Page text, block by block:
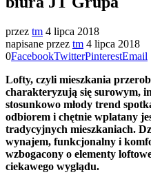
przez tm 4 lipca 2018
napisane przez tm 4 lipca 2018
0FacebookTwitterPinterestEmail
Lofty, czyli mieszkania
charakteryzują się surowym,
stosunkowo młody trend
odbiorem i chętnie wplatany
tradycyjnych mieszkaniach.
wynajem, funkcjonalny i
wzbogacony o elementy
ciekawego wyglądu.